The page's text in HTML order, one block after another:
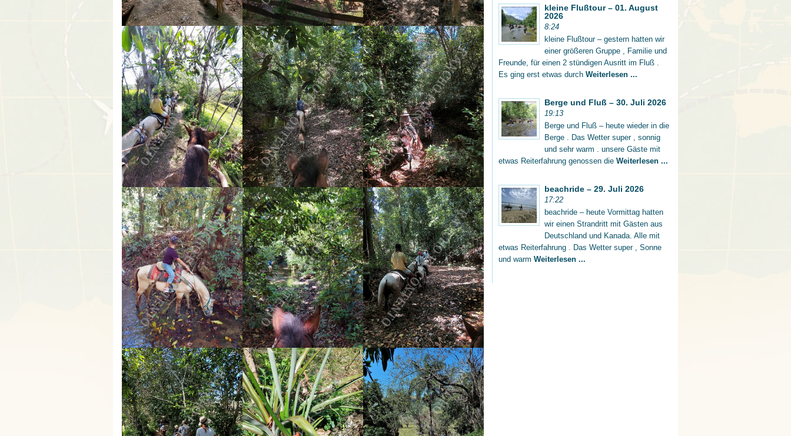
kleine Flußtour – 01. August
2026
8:24
kleine Flußtour – gestern hatten wir
einer größeren Gruppe , Familie und
Freunde, für einen 2 stündigen Ausritt im Fluß .
Es ging erst etwas durch Weiterlesen ...
Berge und Fluß – 30. Juli 2026
19:13
Berge und Fluß – heute wieder in die
Berge . Das Wetter super , sonnig
und sehr warm . unsere Gäste mit
etwas Reiterfahrung genossen die Weiterlesen ...
beachride – 29. Juli 2026
17:22
beachride – heute Vormittag hatten
wir einen Strandritt mit Gästen aus
Deutschland und Kanada. Alle mit
etwas Reiterfahrung . Das Wetter super , Sonne
und warm Weiterlesen ...